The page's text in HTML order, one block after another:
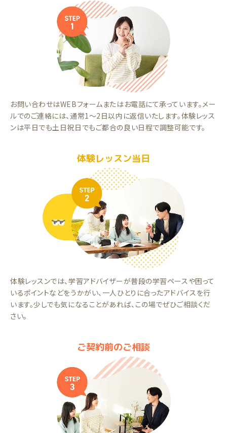
お問い合わせはWEBフォームまたはお電話にて承っています。メー
ルでのご連絡には、通常1～2日以内に返信いたします。体験レッス
ンは平日でも土日祝日でもご都合の良い日程で調整可能です。
体験レッスン当日
体験レッスンでは、学習アドバイザーが普段の学習ペースや困って
いるポイントなどをうかがい、一人ひとりに合ったアドバイスを行
います。少しでも気になることがあれば、この場でぜひご相談くだ
さい。
ご契約前のご相談